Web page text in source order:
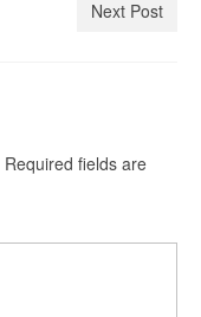
Next Post
Required fields are